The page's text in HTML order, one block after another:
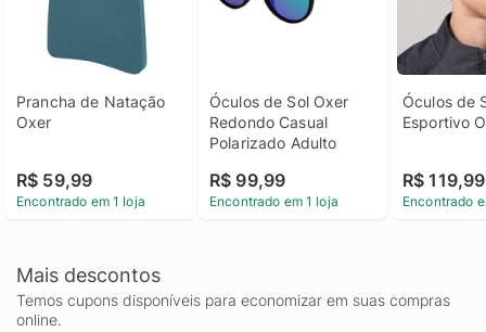
Prancha de Natação
Oxer
R$ 59,99
Encontrado em 1 loja
Óculos de Sol Oxer
Redondo Casual
Polarizado Adulto
R$ 99,99
Encontrado em 1 loja
Óculos de
Esportivo
R$ 119,99
Encontrado
Mais descontos
Temos cupons disponíveis para economizar em suas compras
online.